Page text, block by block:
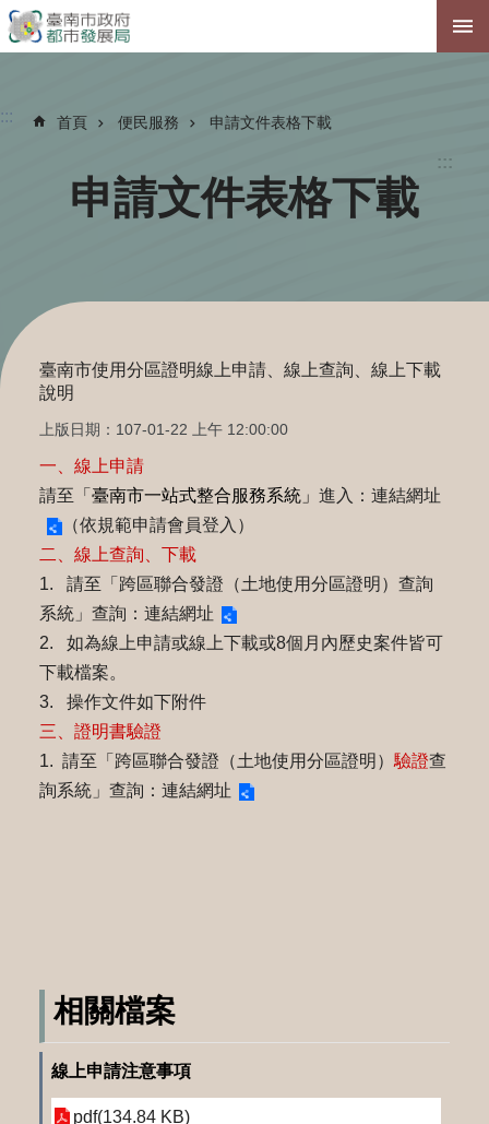
跳到主要內容區塊
:::
::: 首頁 便民服務 申請文件表格下載
申請文件表格下載
臺南市使用分區證明線上申請、線上查詢、線上下載
說明
上版日期：107-01-22 上午 12:00:00
一、線上申請
請至「 臺南市一站式整合服務系統」 進入： 連結網址
（依規範申請會員登入）
二、線上查詢、下載
1. 請至「跨區聯合發證（土地使用分區證明）查詢
系統」查詢： 連結網址
2. 如為線上申請或線上下載或8個月內歷史案件皆可
下載檔案。
3. 操作文件如下附件
三、證明書驗證
1. 請至「跨區聯合發證（土地使用分區證明） 驗證查
詢系統」查詢： 連結網址
相關檔案
線上申請注意事項
pdf(134.84 KB)